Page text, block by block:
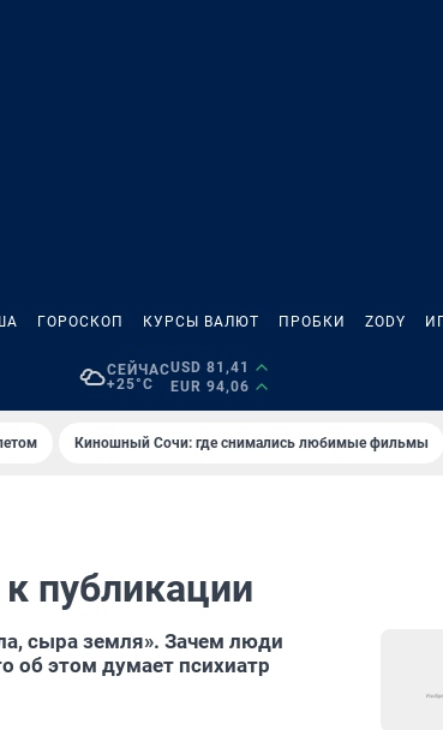
ГОРОСКОП КУРСЫ ВАЛЮТ ПРОБКИ ZODY
СЕЙЧАС
+25°C
USD 81,41
EUR 94,06
Киношный Сочи: где снимались любимые фильмы
публикации
сыра земля». Зачем люди
об этом думает психиатр